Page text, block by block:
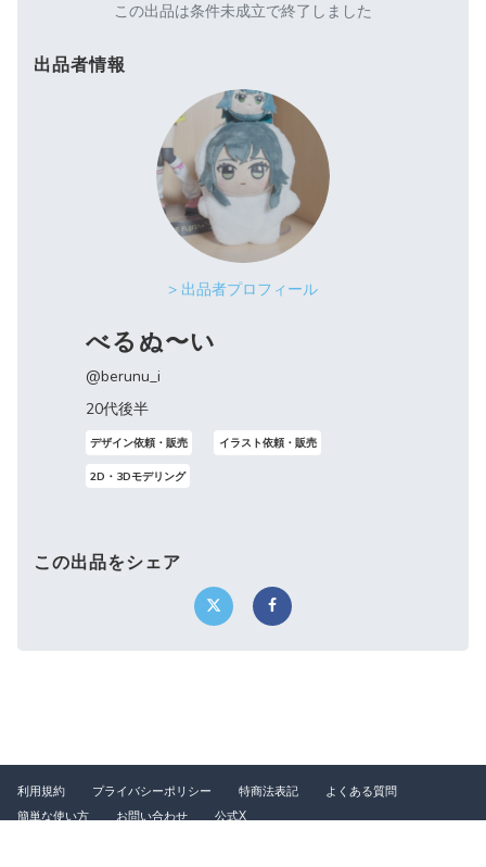
この出品は条件未成立で終了しました
出品者情報
> 出品者プロフィール
べるぬ〜い
@berunu_i
20代後半
デザイン依頼・販売 イラスト依頼・販売
2D・3Dモデリング
この出品をシェア
利用規約 プライバシーポリシー 特商法表記
よくある質問
簡単な使い方
お問い合わせ 公式X